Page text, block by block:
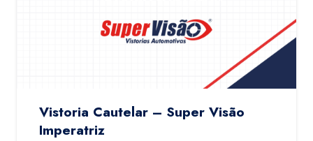
Vistoria Cautelar – Super Visão
Imperatriz